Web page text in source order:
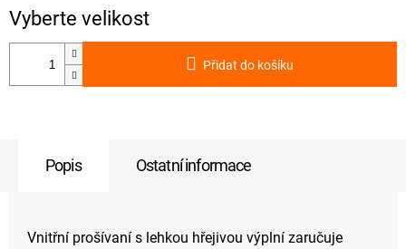
Přidat do košíku
Popis Ostatní informace
Vnitřní prošívaní s lehkou hřejivou výplní zaručuje